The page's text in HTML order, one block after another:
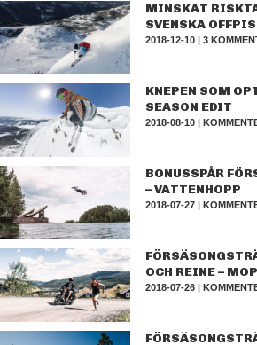
MINSKAT
SVENSKA
2018-12-10 |3
KNEPEN SOM
SEASON EDIT
2018-08-10 |
BONUSSPÅR
– VATTENHOPP
2018-07-27 |
OCH REINE –
2018-07-26 |